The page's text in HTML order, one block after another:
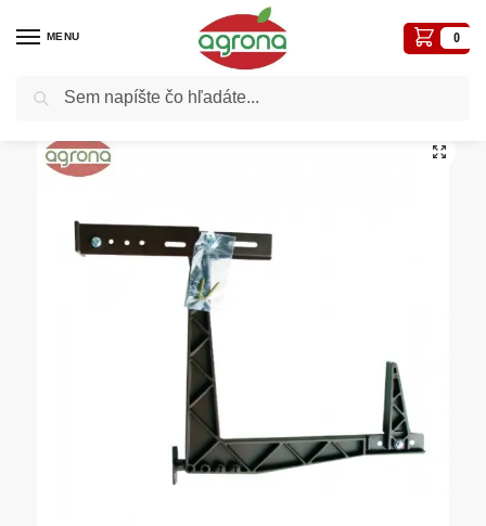
MENU 0
Domov Kvetináče, plôtiky, sadbovače, vázy, truhlíky...